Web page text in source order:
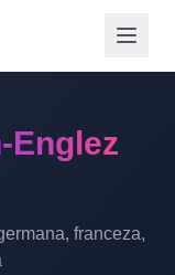
Englez
franceza,